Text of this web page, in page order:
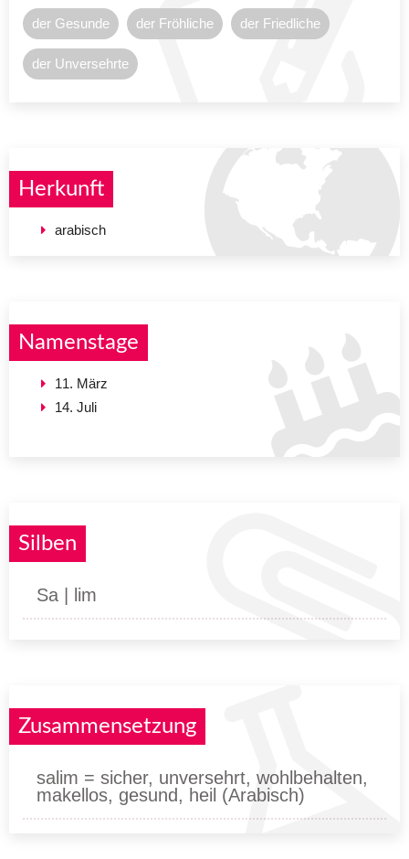
der Gesunde der Fröhliche der Friedliche
der Unversehrte
Herkunft
arabisch
Namenstage
11. März
14. Juli
Silben
Sa | lim
Zusammensetzung
salim = sicher, unversehrt, wohlbehalten,
makellos, gesund, heil (Arabisch)